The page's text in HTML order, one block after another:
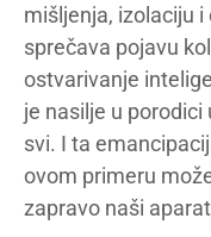
mišljenja, izolaciju
sprečava pojavu
ostvarivanje
je nasilje u
svi. I ta
ovom primeru
zapravo naši